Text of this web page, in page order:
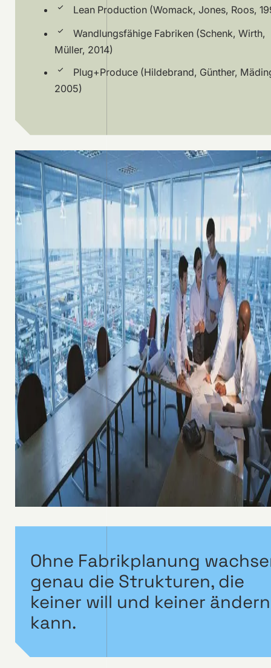
Lean Production (Womack, Jones, Roos,
Wandlungsfähige Fabriken (Schenk, Wirth,
Müller, 2014)
Plug+Produce (Hildebrand, Günther,
2005)
Ohne Fabrikplanung
genau die Strukturen, die
keiner will und keiner ändern
kann.